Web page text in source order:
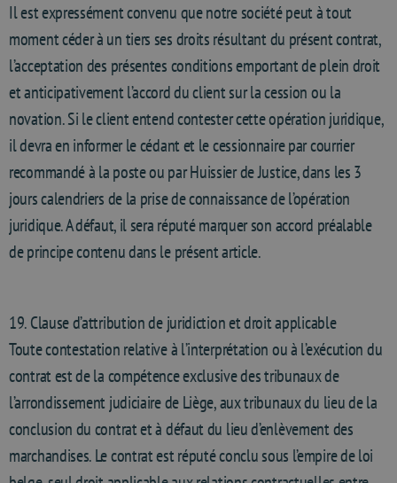
Il est expressément convenu que notre société peut à tout
moment céder à un tiers ses droits résultant du présent contrat,
l’acceptation des présentes conditions emportant de plein droit
et anticipativement l’accord du client sur la cession ou la
novation. Si le client entend contester cette opération juridique,
il devra en informer le cédant et le cessionnaire par courrier
recommandé à la poste ou par Huissier de Justice, dans les 3
jours calendriers de la prise de connaissance de l’opération
juridique. A défaut, il sera réputé marquer son accord préalable
de principe contenu dans le présent article.
19. Clause d’attribution de juridiction et droit applicable
Toute contestation relative à l’interprétation ou à l’exécution du
contrat est de la compétence exclusive des tribunaux de
l’arrondissement judiciaire de Liège, aux tribunaux du lieu de la
conclusion du contrat et à défaut du lieu d’enlèvement des
marchandises. Le contrat est réputé conclu sous l’empire de loi